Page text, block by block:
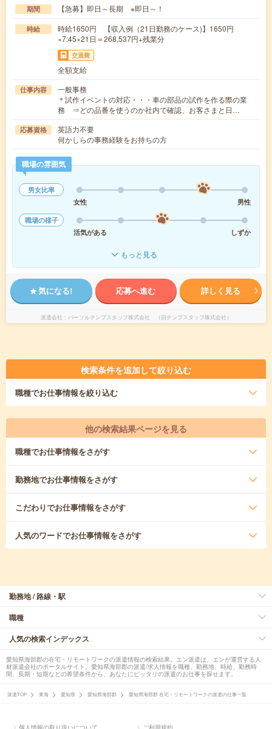
期間 【急募】即日～長期 ※即日～！
時給
時給1650円 【収入例（21日勤務のケース)】1650円
×7:45×21日＝268,537円+残業分
交通費
全額支給
仕事内容
一般事務
＊試作イベントの対応・・・車の部品の試作を作る際の業
務 ⇒どの品番を使うのか社内で確認、お客さまと日…
応募資格
英語力不要
何かしらの事務経験をお持ちの方
職場の雰囲気
男女比率
女性
男性
職場の様子
活気がある
しずか
もっと見る
気になる! 応募へ進む 詳しく見る
派遣会社 パーソルテンプスタッフ株式会社 （旧テンプスタッフ株式会社）
検索条件を追加して絞り込む
職種でお仕事情報を絞り込む
他の検索結果ページを見る
職種でお仕事情報をさがす
勤務地でお仕事情報をさがす
こだわりでお仕事情報をさがす
人気のワードでお仕事情報をさがす
勤務地 / 路線・駅
職種
人気の検索インデックス
愛知県海部郡の在宅・リモートワークの派遣情報の検索結果。エン派遣は、エンが運営する人
材派遣会社のポータルサイト。愛知県海部郡の派遣/求人情報を職種、勤務地、時給、勤務時
間、長期・短期などの希望条件から、あなたにピッタリの派遣のお仕事を探せます。
派遣TOP 東海 愛知県 愛知県海部郡 愛知県海部郡 在宅・リモートワークの派遣の仕事一覧